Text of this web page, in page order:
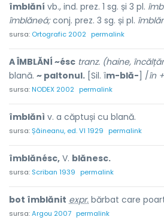
îmblăní vb., ind. prez. 1 sg. și 3 pl.
îmblăneá;conj. prez. 3 sg. și pl.
sursa: Ortografic 2002 permalink
A ÎMBLĂNÍ ~ésc tranz. (haine,
blană. ~ paltonul. [Sil. îm-blă- ] /în
sursa:NODEX 2002 permalink
îmblănì v. a căptuși cu blană.
sursa:Șăineanu, ed. VI 1929 permalink
îmblănésc, V. blănesc.
sursa: Scriban 1939 permalink
bot îmblănit expr. bărbat care
sursa:Argou 2007 permalink